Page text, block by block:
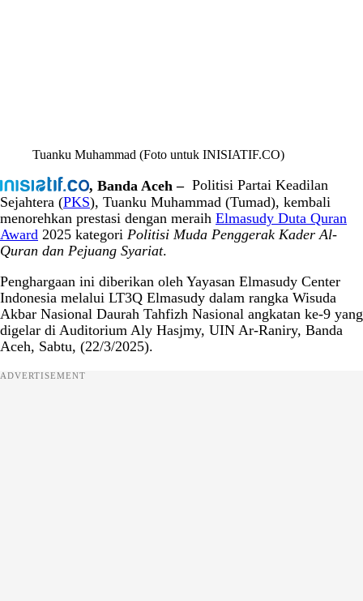
Tuanku Muhammad (Foto untuk INISIATIF.CO)
, Banda Aceh –Politisi Partai Keadilan
Sejahtera (PKS), Tuanku Muhammad (Tumad), kembali
menorehkan prestasi dengan meraih Elmasudy Duta Quran
Award 2025 kategori Politisi Muda Penggerak Kader Al-
Quran dan Pejuang Syariat.
Penghargaan ini diberikan oleh Yayasan Elmasudy Center
Indonesia melalui LT3Q Elmasudy dalam rangka Wisuda
Akbar Nasional Daurah Tahfizh Nasional angkatan ke-9 yang
digelar di Auditorium Aly Hasjmy, UIN Ar-Raniry, Banda
Aceh, Sabtu, (22/3/2025).
ADVERTISEMENT